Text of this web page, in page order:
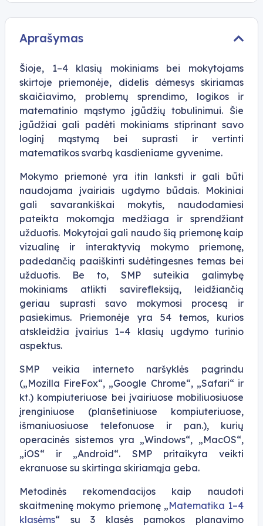
Aprašymas
Šioje, 1–4 klasių mokiniams bei mokytojams
skirtoje priemonėje, didelis dėmesys skiriamas
skaičiavimo, problemų sprendimo, logikos ir
matematinio mąstymo įgūdžių tobulinimui. Šie
įgūdžiai gali padėti mokiniams stiprinant savo
loginį mąstymą bei suprasti ir vertinti
matematikos svarbą kasdieniame gyvenime.
Mokymo priemonė yra itin lanksti ir gali būti
naudojama įvairiais ugdymo būdais. Mokiniai
gali savarankiškai mokytis, naudodamiesi
pateikta mokomąja medžiaga ir sprendžiant
užduotis. Mokytojai gali naudo šią priemonę kaip
vizualinę ir interaktyvią mokymo priemonę,
padedančią paaiškinti sudėtingesnes temas bei
užduotis. Be to, SMP suteikia galimybę
mokiniams atlikti savirefleksiją, leidžiančią
geriau suprasti savo mokymosi procesą ir
pasiekimus. Priemonėje yra 54 temos, kurios
atskleidžia įvairius 1–4 klasių ugdymo turinio
aspektus.
SMP veikia interneto naršyklės pagrindu
(„Mozilla FireFox“, „Google Chrome“, „Safari“ ir
kt.) kompiuteriuose bei įvairiuose mobiliuosiuose
įrenginiuose (planšetiniuose kompiuteriuose,
išmaniuosiuose telefonuose ir pan.), kurių
operacinės sistemos yra „Windows“, „MacOS“,
„iOS“ ir „Android“. SMP pritaikyta veikti
ekranuose su skirtinga skiriamąja geba.
Metodinės rekomendacijos kaip naudoti
skaitmeninę mokymo priemonę „Matematika 1–4
klasėms“ su 3 klasės pamokos planavimo